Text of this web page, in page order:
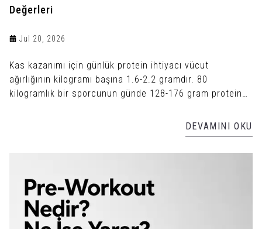
Değerleri
Jul 20, 2026
Kas kazanımı için günlük protein ihtiyacı vücut
ağırlığının kilogramı başına 1.6-2.2 gramdır. 80
kilogramlık bir sporcunun günde 128-176 gram protein
DEVAMINI OKU